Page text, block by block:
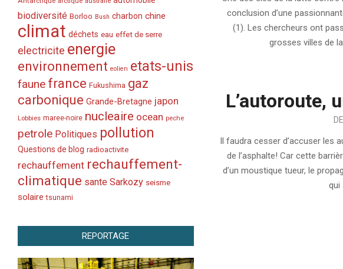
conclusion d’une
(1). Les chercheurs ont
grosses villes de
L’autoroute,
Il faudra cesser d’accuser les
de l’asphalte! Car cette
d’un moustique tueur, le
qui
biodiversité Borloo Bush charbon chine
climat déchets eau effet de serre
electricite energie
environnement eolien etats-unis
faune france Fukushima gaz
carbonique Grande-Bretagne japon
Lobbies maree-noire nucleaire ocean peche
petrole Politiques pollution
Questions de blog radioactivite
rechauffement rechauffement-
climatique sante Sarkozy seisme
solaire tsunami
REPORTAGE